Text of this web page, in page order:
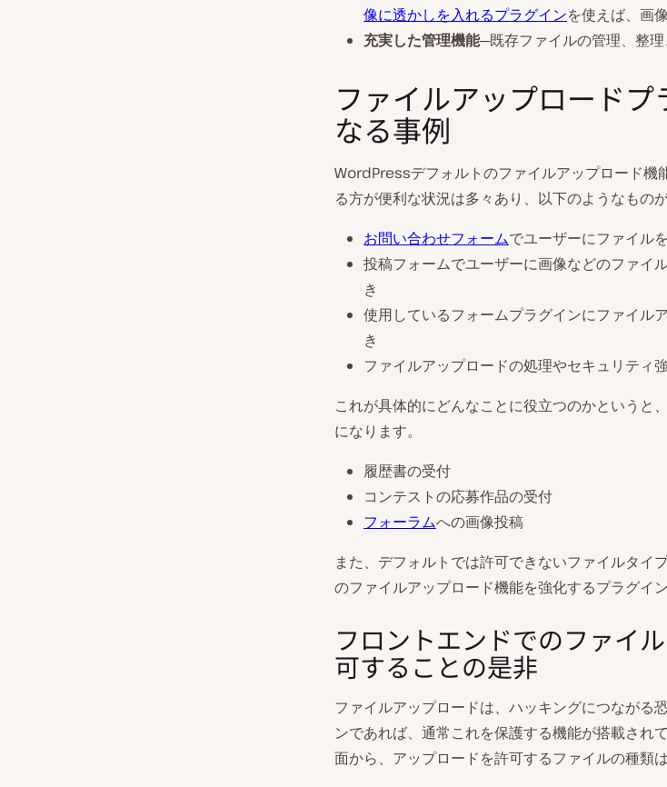
像に透かしを入れるプラグインを使えば、画
充実した管理機能─既存ファイルの管理、整理
ファイルアップロード
なる事例
WordPressデフォルトのファイルアップロード機
る方が便利な状況は多々あり、以下のようなもの
お問い合わせフォームでユーザーにファイル
投稿フォームでユーザーに画像などのファイ
き
使用しているフォームプラグインにファイル
き
ファイルアップロードの処理やセキュリティ
これが具体的にどんなことに役立つのかというと
になります。
履歴書の受付
コンテストの応募作品の受付
フォーラムへの画像投稿
また、デフォルトでは許可できないファイルタイ
のファイルアップロード機能を強化するプラグイン
フロントエンドでのファイ
可することの是非
ファイルアップロードは、ハッキングにつながる
ンであれば、通常これを保護する機能が搭載され
面から、アップロードを許可するファイルの種類